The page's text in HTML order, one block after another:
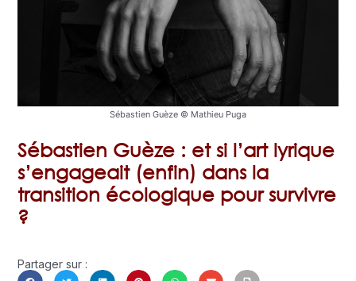
Sébastien Guèze © Mathieu Puga
Sébastien Guèze : et si l’art lyrique
s’engageait (enfin) dans la
transition écologique pour survivre
?
Partager sur :